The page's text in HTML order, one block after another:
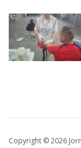
Copyright © 2026